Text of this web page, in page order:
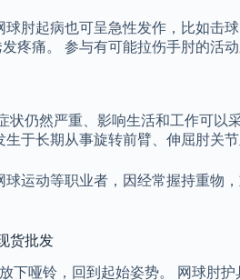
肘起病也可呈急性发作，比如击
疼痛。 参与有可能拉伤手肘的活动
仍然严重、影响生活和工作可
于长期从事旋转前臂、伸屈肘关
运动等职业者，因经常握持重物
货批发
哑铃，回到起始姿势。 网球肘